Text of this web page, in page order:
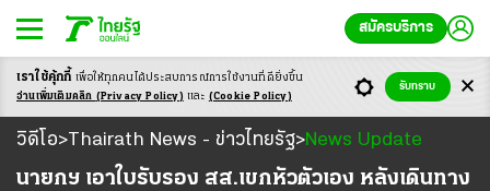
สมัครบริการ
วิดีโอ
วิดีโอ>Thairath News - ข่าวไทยรัฐ>News Update
Loaded
นายกฯ เอาใบรับรอง สส.เขกหัวตัวเอง หลังเดินทาง
เราใช้คุ้กกี้ เพื่อให้ทุกคนได้ประสบการณ์การใช้งานที่ดียิ่งขึ้น
อ่านเพิ่มเติมคลิก (Privacy Policy) และ (Cookie Policy)
รับทราบ